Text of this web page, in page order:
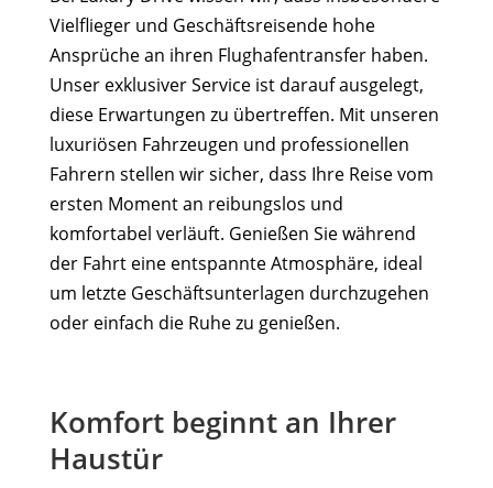
Vielflieger und Geschäftsreisende hohe
Ansprüche an ihren Flughafentransfer haben.
Unser exklusiver Service ist darauf ausgelegt,
diese Erwartungen zu übertreffen. Mit unseren
luxuriösen Fahrzeugen und professionellen
Fahrern stellen wir sicher, dass Ihre Reise vom
ersten Moment an reibungslos und
komfortabel verläuft. Genießen Sie während
der Fahrt eine entspannte Atmosphäre, ideal
um letzte Geschäftsunterlagen durchzugehen
oder einfach die Ruhe zu genießen.
Komfort beginnt an Ihrer
Haustür